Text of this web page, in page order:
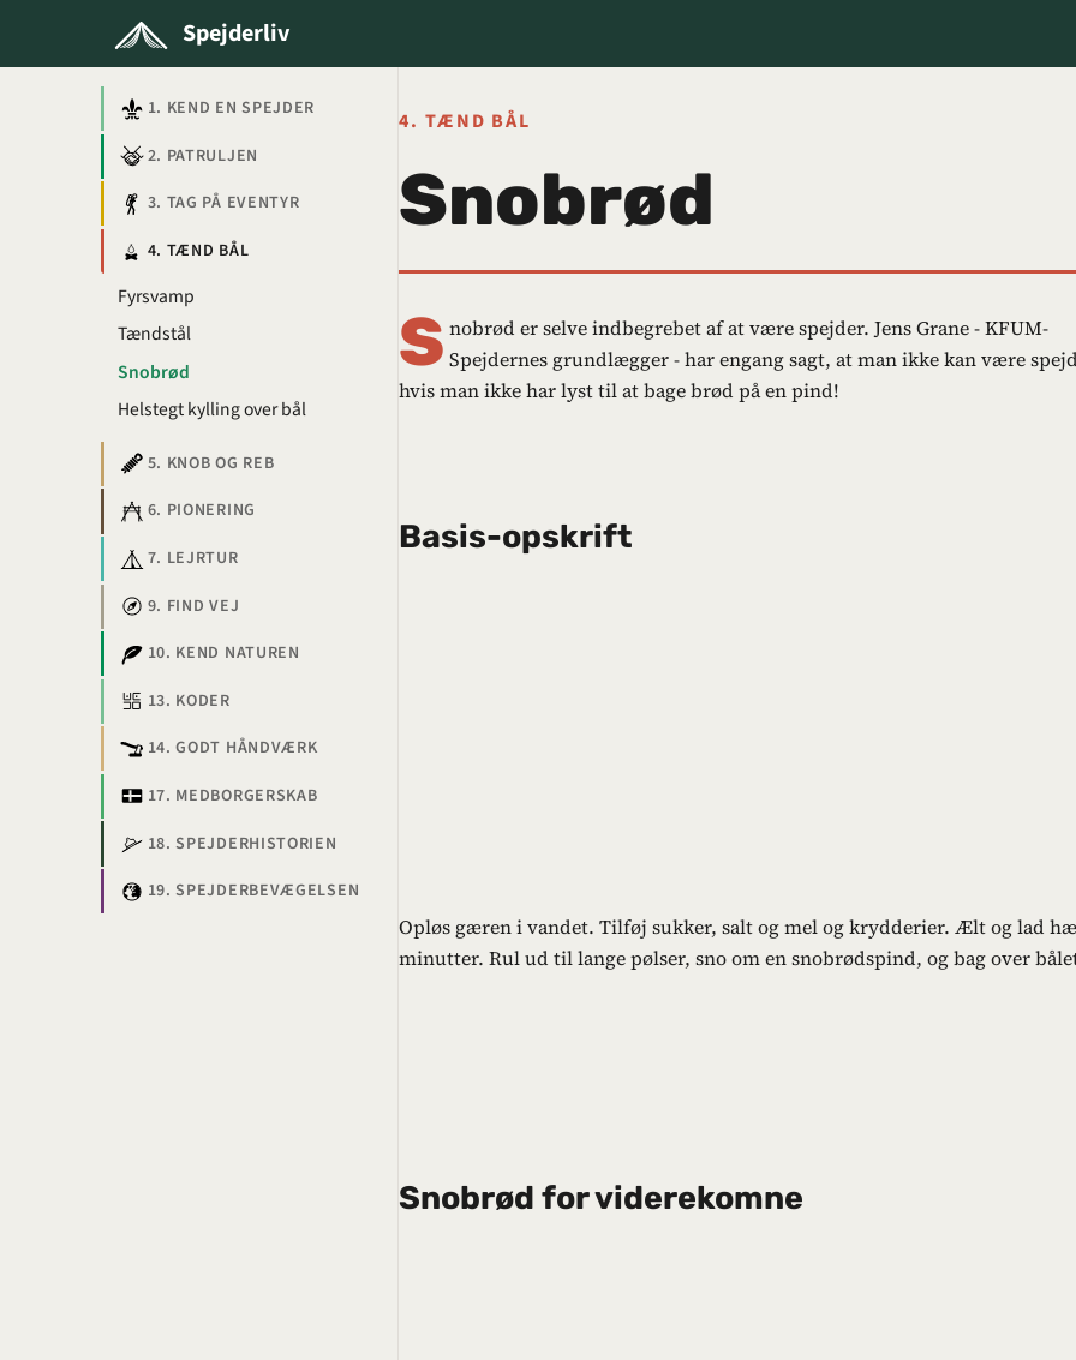
Spejderliv
1. KEND EN SPEJDER
2. PATRULJEN
3. TAG PÅ EVENTYR
4. TÆND BÅL
Fyrsvamp
Tændstål
Snobrød
Helstegt kylling over bål
5. KNOB OG REB
6. PIONERING
7. LEJRTUR
9. FIND VEJ
10. KEND NATUREN
13. KODER
14. GODT HÅNDVÆRK
17. MEDBORGERSKAB
18. SPEJDERHISTORIEN
19. SPEJDERBEVÆGELSEN
4. TÆND BÅL
Snobrød
S nobrød er selve indbegrebet af at være spejder. Jens Grane - KFUM-
Spejdernes grundlægger - har engang sagt, at man ikke kan være
hvis man ikke har lyst til at bage brød på en pind!
Basis-opskrift
Opløs gæren i vandet. Tilføj sukker, salt og mel og krydderier. Ælt og lad
minutter. Rul ud til lange pølser, sno om en snobrødspind, og bag over
Snobrød for viderekomne